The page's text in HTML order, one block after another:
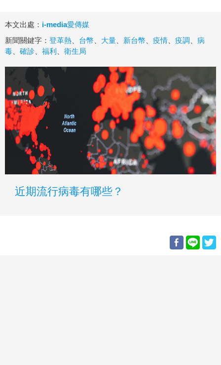
本文出處： i-media愛傳媒
新聞關鍵字： 登革熱、 台幣、 大量、 新台幣、 疫情、 疫調 、 病
毒、 確診、 福利 、 衛生局
近期流行病毒有哪些？